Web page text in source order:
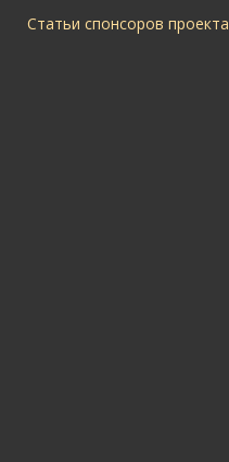
Статьи спонсоров проекта